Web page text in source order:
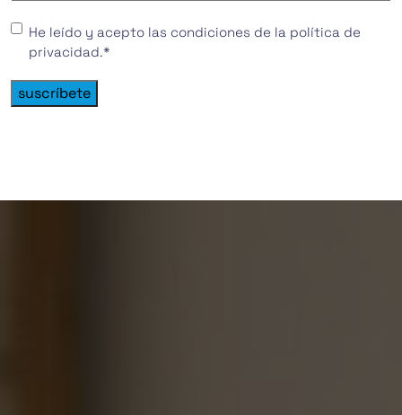
Consentimiento*
He leído y acepto las condiciones de la política de
privacidad.*